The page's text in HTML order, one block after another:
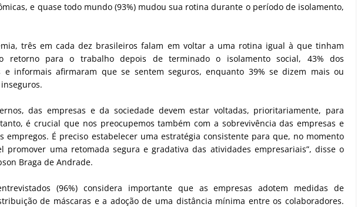
e quase todo mundo (93%) mudou sua rotina durante o período de isolamento,
três em cada dez brasileiros falam em voltar a uma rotina igual à que tinham
retorno para o trabalho depois de terminado o isolamento social, 43% dos
e informais afirmaram que se sentem seguros, enquanto 39% se dizem mais ou
das empresas e da sociedade devem estar voltadas, prioritariamente, para
é crucial que nos preocupemos também com a sobrevivência das empresas e
empregos. É preciso estabelecer uma estratégia consistente para que, no momento
promover uma retomada segura e gradativa das atividades empresariais”, disse o
Braga de Andrade.
(96%) considera importante que as empresas adotem medidas de
de máscaras e a adoção de uma distância mínima entre os colaboradores.